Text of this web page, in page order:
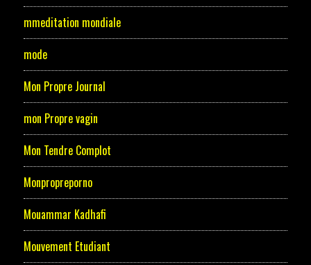
mmeditation mondiale
mode
Mon Propre Journal
mon Propre vagin
Mon Tendre Complot
Monpropreporno
Mouammar Kadhafi
Mouvement Etudiant